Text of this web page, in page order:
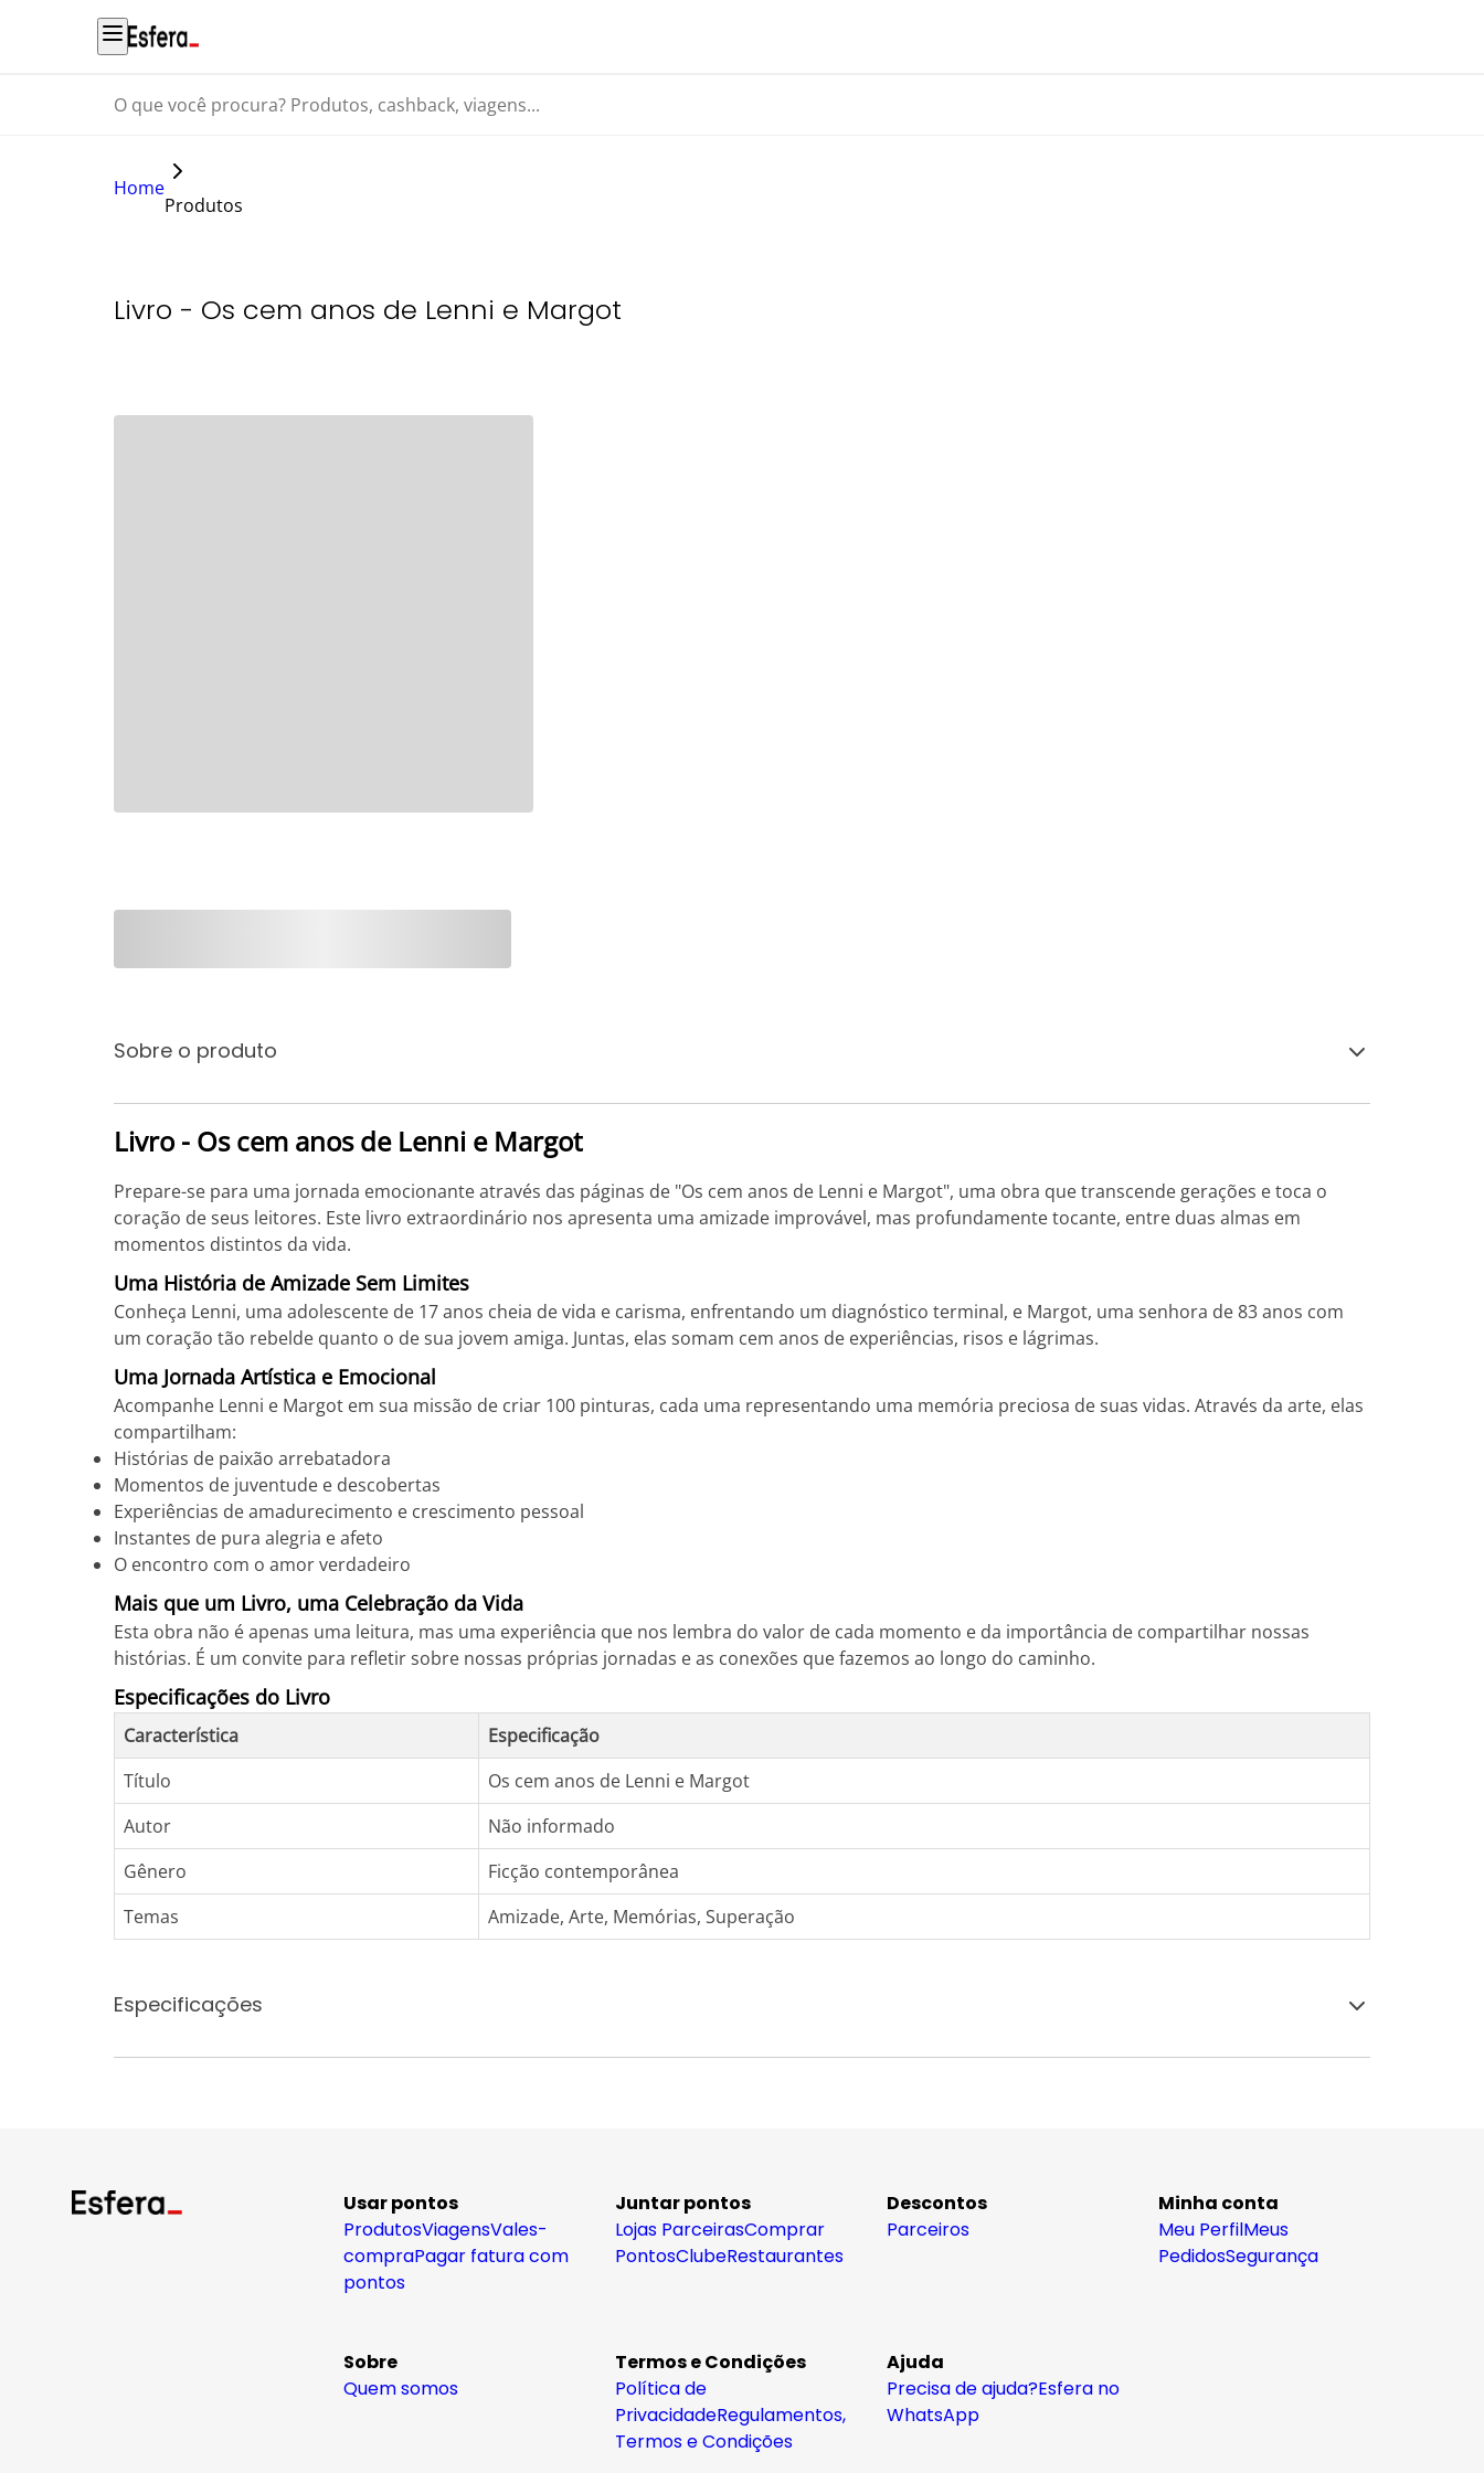
O que você procura? Produtos, cashback, viagens...
Home
Produtos
Livro - Os cem anos de Lenni e Margot
Sobre o produto
Livro - Os cem anos de Lenni e Margot
Prepare-se para uma jornada emocionante através das páginas de "Os cem anos de Lenni e Margot", uma obra que transcende gerações e toca o
coração de seus leitores. Este livro extraordinário nos apresenta uma amizade improvável, mas profundamente tocante, entre duas almas em
momentos distintos da vida.
Uma História de Amizade Sem Limites
Conheça Lenni, uma adolescente de 17 anos cheia de vida e carisma, enfrentando um diagnóstico terminal, e Margot, uma senhora de 83 anos com
um coração tão rebelde quanto o de sua jovem amiga. Juntas, elas somam cem anos de experiências, risos e lágrimas.
Uma Jornada Artística e Emocional
Acompanhe Lenni e Margot em sua missão de criar 100 pinturas, cada uma representando uma memória preciosa de suas vidas. Através da arte, elas
compartilham:
Histórias de paixão arrebatadora
Momentos de juventude e descobertas
Experiências de amadurecimento e crescimento pessoal
Instantes de pura alegria e afeto
O encontro com o amor verdadeiro
Mais que um Livro, uma Celebração da Vida
Esta obra não é apenas uma leitura, mas uma experiência que nos lembra do valor de cada momento e da importância de compartilhar nossas
histórias. É um convite para refletir sobre nossas próprias jornadas e as conexões que fazemos ao longo do caminho.
Especificações do Livro
Característica
Especificação
Título
Os cem anos de Lenni e Margot
Autor
Não informado
Gênero
Ficção contemporânea
Temas
Amizade, Arte, Memórias, Superação
Especificações
Usar pontos
ProdutosViagensVales-
compraPagar fatura com
pontos
Juntar pontos
Lojas ParceirasComprar
PontosClubeRestaurantes
Descontos
Parceiros
Minha conta
Meu PerfilMeus
PedidosSegurança
Sobre
Quem somos
Termos e Condições
Política de
PrivacidadeRegulamentos,
Termos e Condições
Ajuda
Precisa de ajuda?Esfera no
WhatsApp